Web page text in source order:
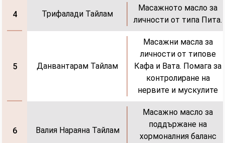
4
5
6
Трифалади Тайлам
Данвантарам Тайлам
Валия Нараяна Тайлам
Масажното масло за
личности от типа Пита.
Масажни масла за
личности от типове
Кафа и Вата. Помага за
контролиране на
нервите и мускулите
Масажно масло за
поддържане на
хормоналния баланс